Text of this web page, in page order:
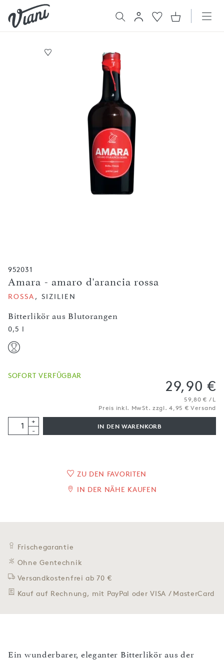
952031
Amara - amaro d'arancia rossa
Bitterlikör aus Blutorangen
ROSSA , SIZILIEN
0,5 l
SOFORT VERFÜGBAR
29,90 €
59,80 € / L
Preis inkl. MwSt. zzgl. 4,95 € Versand
+
-
IN DEN WARENKORB
ZU DEN FAVORITEN
IN DER NÄHE KAUFEN
Frischegarantie
Ohne Gentechnik
Versandkostenfrei ab 70 €
Kauf auf Rechnung, mit PayPal oder VISA / MasterCard
Ein wunderbarer, eleganter Bitterlikör aus der